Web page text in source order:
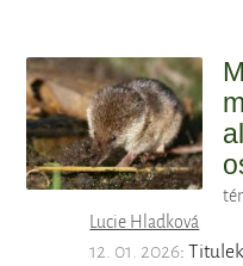
Lucie Hladková
12. 01. 2026: